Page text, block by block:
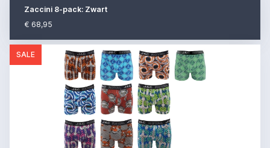
Zaccini 8-pack: Zwart
€ 68,95
SALE